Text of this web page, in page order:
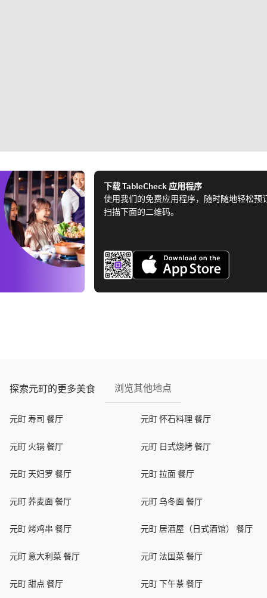
下载 TableCheck 应用程序
使用我们的免费应用程序，随时随地轻松预
扫描下面的二维码。
探索元町的更多美食 浏览其他地点
元町 寿司 餐厅 元町 怀石料理 餐厅
元町 火锅 餐厅 元町 日式烧烤 餐厅
元町 天妇罗 餐厅 元町 拉面 餐厅
元町 荞麦面 餐厅 元町 乌冬面 餐厅
元町 烤鸡串 餐厅 元町 居酒屋（日式酒馆） 餐厅
元町 意大利菜 餐厅 元町 法国菜 餐厅
元町 甜点 餐厅 元町 下午茶 餐厅